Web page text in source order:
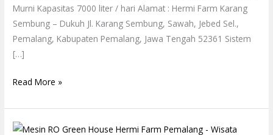
Murni Kapasitas 7000 liter / hari Alamat : Hermi Farm Karang
Sembung – Dukuh Jl. Karang Sembung, Sawah, Jebed Sel.,
Pemalang, Kabupaten Pemalang, Jawa Tengah 52361 Sistem
[…]
Read More »
Mesin